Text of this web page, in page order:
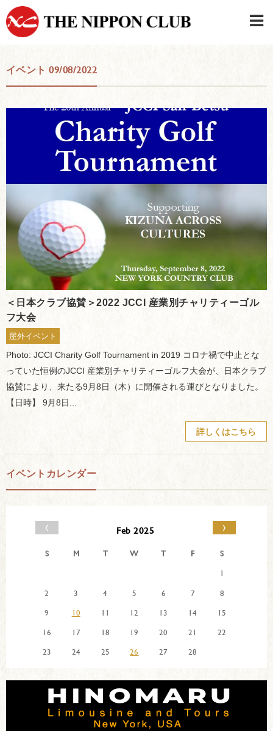
イベント 09/08/2022
＜日本クラブ協賛＞2022 JCCI 産業別チャリティーゴル
フ大会
屋外イベント
Photo: JCCI Charity Golf Tournament in 2019 コロナ禍で中止とな
っていた恒例のJCCI 産業別チャリティーゴルフ大会が、日本クラブ
協賛により、来たる9月8日（木）に開催される運びとなりました。
【日時】 9月8日...
詳しくはこちら
イベントカレンダー
‹ Feb 2025 ›
S M T W T F
S
1
2
3 4 5 6 7
8
9
10 11 12 13 14
15
16
17 18 19 20 21
22
23
24 25 26 27 28
JAPANESE
日本クラブメンバーログイン
連絡先・駐車場
はじめてご利用の方はこちら
›